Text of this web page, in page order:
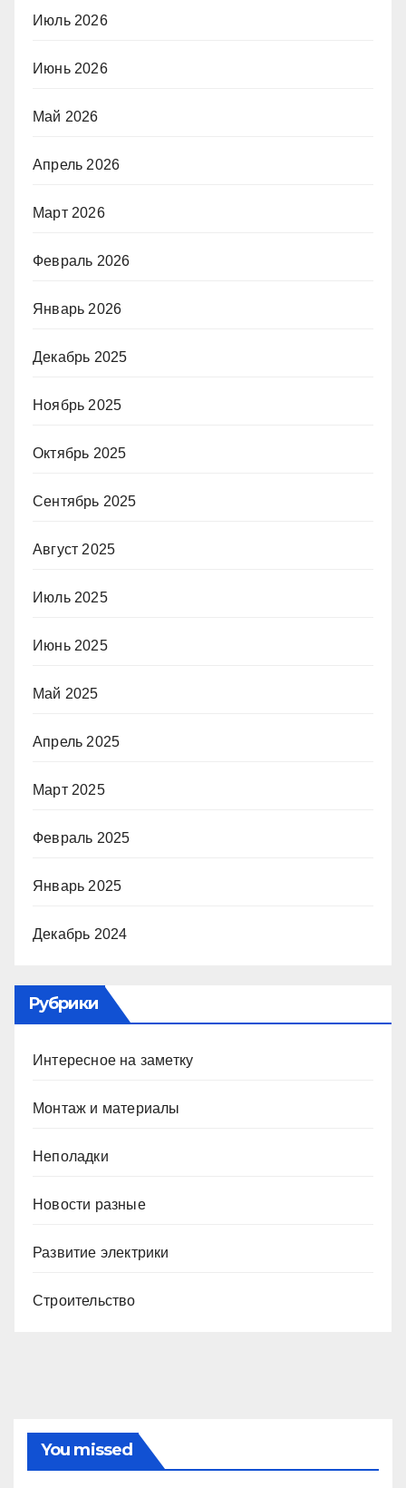
Июль 2026
Июнь 2026
Май 2026
Апрель 2026
Март 2026
Февраль 2026
Январь 2026
Декабрь 2025
Ноябрь 2025
Октябрь 2025
Сентябрь 2025
Август 2025
Июль 2025
Июнь 2025
Май 2025
Апрель 2025
Март 2025
Февраль 2025
Январь 2025
Декабрь 2024
Рубрики
Интересное на заметку
Монтаж и материалы
Неполадки
Новости разные
Развитие электрики
Строительство
You missed